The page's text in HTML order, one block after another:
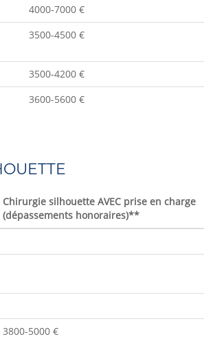
4000-7000 €
3500-4500 €
3500-4200 €
3600-5600 €
Chirurgie silhouette AVEC prise en charge
(dépassements honoraires)**
3800-5000 €